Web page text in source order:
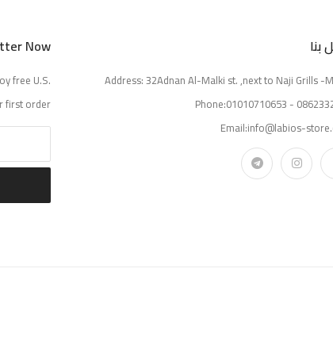
بنا
Address: 32Adnan Al-Malki st. ,next to Naji Grills -
Phone:01010710653 -
Email:info@labios-
Now
free U.S.
first order.